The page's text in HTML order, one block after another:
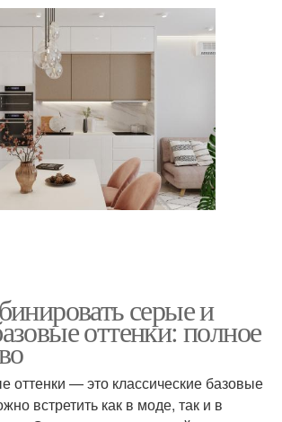
серые и
оттенки: полное
— это классические базовые
встретить как в моде, так и в